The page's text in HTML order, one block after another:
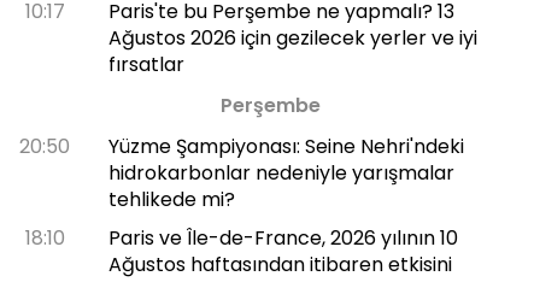
10:17
Paris'te bu Perşembe ne yapmalı? 13
Ağustos 2026 için gezilecek yerler ve iyi
fırsatlar
Perşembe
20:50
Yüzme Şampiyonası: Seine Nehri'ndeki
hidrokarbonlar nedeniyle yarışmalar
tehlikede mi?
18:10
Paris ve Île-de-France, 2026 yılının 10
Ağustos haftasından itibaren etkisini